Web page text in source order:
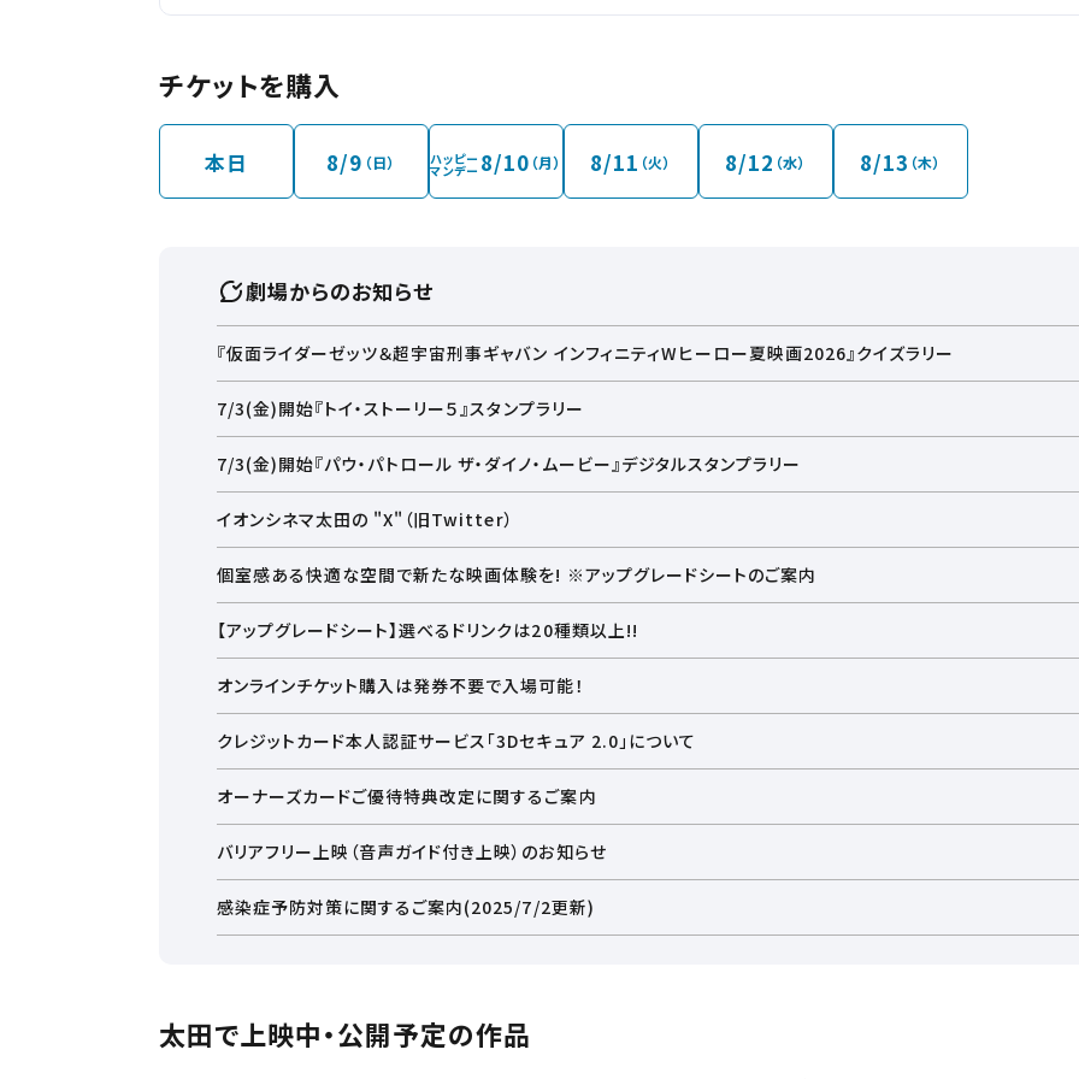
お近くの劇場から選ぶ
熊谷 羽生
チケットを購入
本日 8/9 （日） ハッピー
マンデー 8/10 （月） 8/11 （火） 8/12 （水） 8/13 （木）
劇場からのお知らせ
『仮面ライダーゼッツ＆超宇宙刑事ギャバン インフィニティWヒーロー夏映画2026』クイズラリー
7/3(金)開始『トイ・ストーリー５』スタンプラリー
7/3(金)開始『パウ・パトロール ザ・ダイノ・ムービー』デジタルスタンプラリー
イオンシネマ太田の "X"（旧Twitter）
個室感ある快適な空間で新たな映画体験を! ※アップグレードシートのご案内
両サイドにパーテーションを設置したボックス席仕様で 、 飛沫防止 の目的 やパーソナル空間の確保に対応。 個室感あ
頂けます。
詳細はこちら
【アップグレードシート】選べるドリンクは20種類以上!!
サイズも選べる！！
詳細メニューについてはタイトルをクリック！
オンラインチケット購入は発券不要で入場可能！
クレジットカード本人認証サービス「3Dセキュア 2.0」について
オーナーズカードご優待特典改定に関するご案内
バリアフリー上映（音声ガイド付き上映）のお知らせ
感染症予防対策に関するご案内(2025/7/2更新)
太田で上映中・公開予定の作品